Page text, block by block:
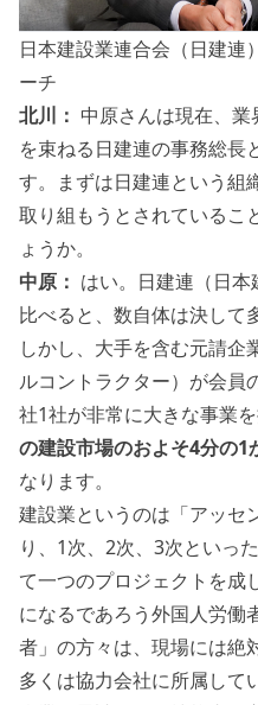
日本建設業連合会（日建連
ーチ
北川： 中原さんは現在、
を束ねる日建連の事務総長
す。まずは日建連という組
取り組もうとされているこ
ょうか。
中原： はい。日建連（日
比べると、数自体は決して
しかし、大手を含む元請企
ルコントラクター）が会員
社1社が非常に大きな事業
の建設市場のおよそ4分の1
なります。
建設業というのは「アッセ
り、1次、2次、3次といっ
て一つのプロジェクトを成
になるであろう外国人労働
者」の方々は、現場には絶
多くは協力会社に所属して